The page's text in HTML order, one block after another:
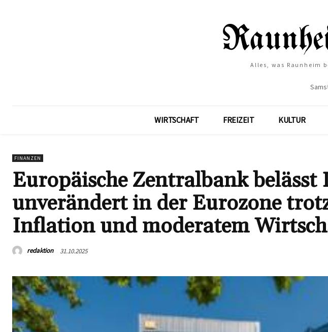
Alles, was Raunheim
WIRTSCHAFT FREIZEIT KULTUR
FINANZEN
Europäische Zentralbank belässt
unverändert in der Eurozone
Inflation und moderatem
redaktion 31.10.2025